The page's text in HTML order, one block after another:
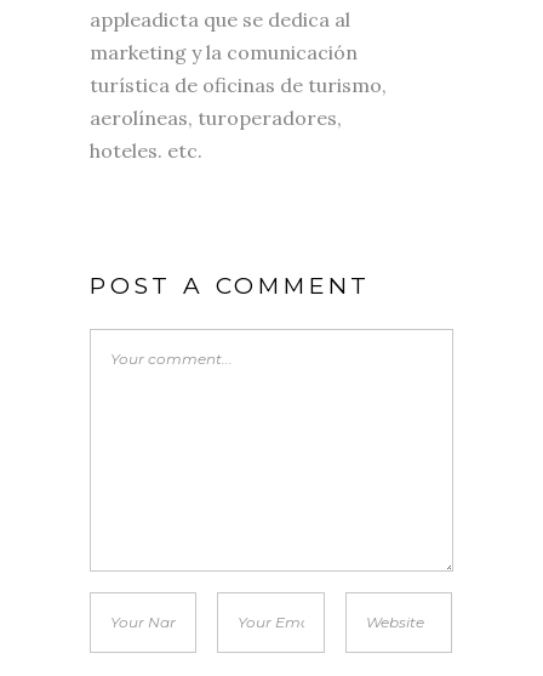
appleadicta que se dedica al
marketing y la comunicación
turística de oficinas de turismo,
aerolíneas, turoperadores,
hoteles. etc.
POST A COMMENT